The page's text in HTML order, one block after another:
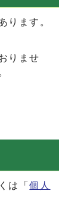
ります。
りませ
は「個人